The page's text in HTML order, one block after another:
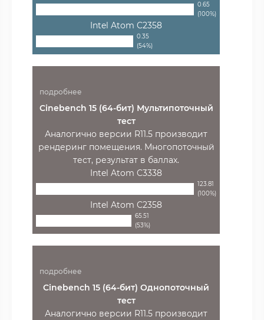
0.65
(100%)
Intel Atom C2358
0.35
(54%)
подробнее
Cinebench 15 (64-бит) Мультипоточный
тест
Аналогично версии R11.5 производит
рендеринг помещения. Многопоточный
тест, результат в баллах.
Intel Atom C3338
123.81
(100%)
Intel Atom C2358
65.51
(53%)
подробнее
Cinebench 15 (64-бит) Однопоточный
тест
Аналогично версии R11.5 производит